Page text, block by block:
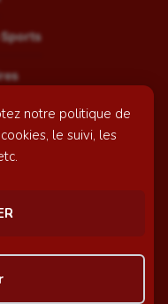
notre politique de
le suivi, les
Sports
réalisé par